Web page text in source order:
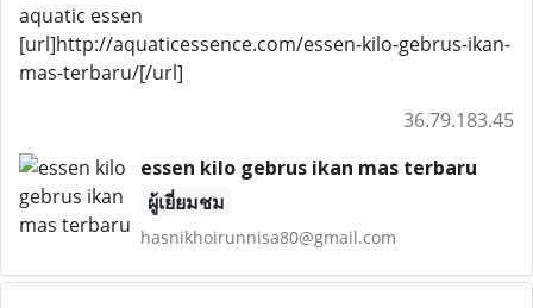
aquatic essen
[url]http://aquaticessence.com/essen-kilo-gebrus-ikan-
mas-terbaru/[/url]
36.79.183.45
essen kilo gebrus ikan mas terbaru
ผู้เยี่ยมชม
hasnikhoirunnisa80@gmail.com